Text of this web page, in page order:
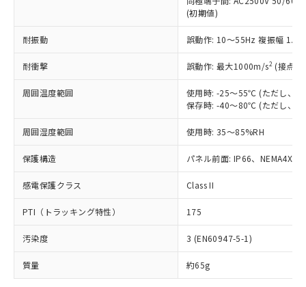
(初期値)
耐振動 誤動作: 10～55Hz 複振幅
耐衝撃 誤動作: 最大1000m/s2 (接点
周囲温度範囲
使用時: -25～55℃ (ただし、氷
保存時: -40～80℃ (ただし、氷
周囲湿度範囲 使用時: 35～85%RH
保護構造 パネル前面: IP66、NEMA4X,
感電保護クラス Class II
PTI（トラッキング特性） 175
汚染度 3 (EN60947-5-1)
質量 約65g
在庫状況および標準価格照会結果は、
記載している更新日時点での社内デー
タに基づき作成されるものであり、閲
覧された時点での実際の在庫および標
準価格とは異なる場合があることをご
正式な納期状況および標準価格はお客
様のお取引先、またはお客様担当のオ
ムロン制御機器販売店・当社販売員に
オムロン制御機器販売店や当社販売拠
販売ネットワーク
」をご確認
在庫状況および標準価格結果を当社の
事前の承諾なく第三者に漏洩または開
示しないようお願いします。
マイパーツ機能（部品リスト作成サー
ビス）をご利用いただくには、I-Web
メンバーズにご登録されている必要が
あります。
鉛(Pb) 1000ppm以下、 水銀(Hg) 1000ppm以下、 カド
類(PBB) 1000ppm以下、ポリ臭化ジフェニルエーテル類
(PBDE) 1000ppm以下、フタル酸ビス(2-エチルヘキシ
ル) (DEHP)(別名：DOP) 1000ppm以下、フタル酸ブチ
ルベンジル（BBP） 1000ppm以下、フタル酸ジブチル
（DBP） 1000ppm以下、フタル酸ジイソブチル
但し、RoHS指令で産業用監視および制御機器に対する
図的な使用がないことを確認しています。
部品在庫の切り替え状況などにより、予定
月が前後することがあります。
*中国RoHS10物質の基準値 (GB/T26572)：
Pb(鉛) :1000ppm、 Hg(水銀) : 1000ppm、 Cd(カドミウ
Cr(Ⅵ)(六価クロム) : 1000ppm、 PBBs(ポリ臭化ビフェ
ニル類) : 1000ppm、 PBDEs(ポリ臭化ジフェニルエーテ
ル類) : 1000ppm、
DBP(フタル酸ジブチル) : 1000ppm、 DIBP(フタル酸ジ
イソブチル) : 1000ppm、 BBP(フタル酸ブチルベンジ
DEHP(フタル酸ビス(2-エチルヘキシル)) : 1000ppm
「ｅ」：有害物質（10物質）のすべてが基
準値以下であることを示します。
「10」：通常の使用状況下において有害物
質が外部に漏えいし、環境に深刻な影響を
及ぼさない年数を意味します。
「－」：未確認です。当社販売部門へお問
（以下｢規制貨物等」という）を輸出
または国外への提供する場合は、日本
国政府の輸出許可(または役務取引許
可)を取得するなどの必要な手続きを
当社は規制貨物を破棄する場合は、完
全に破砕するなど、違法に輸出されな
いよう必要な手段を講じます。
当社は貴社製品を、核兵器、ミサイ
ル、化学兵器、生物兵器またはその他
武器並びにこれらの製造装置等に一切
当社は、貴社製品を第三者に販売する
場合は、上記1、2および3の内容を当
該第三者に通知します。また当社は、
販売先および販売に係わる関係者が違
法に輸出するおそれがある場合は、取
り引きをいたしません。
一定数以上の在庫あり
一定数には満たないが在庫あり
在庫なし(最新の在庫状況につ
いては、お客様のお取引先、ま
たはお客様担当のオムロン制御
機器販売店・当社販売員にご確
認ください)
受注生産機種、また在庫状況の
情報を公開していない機種